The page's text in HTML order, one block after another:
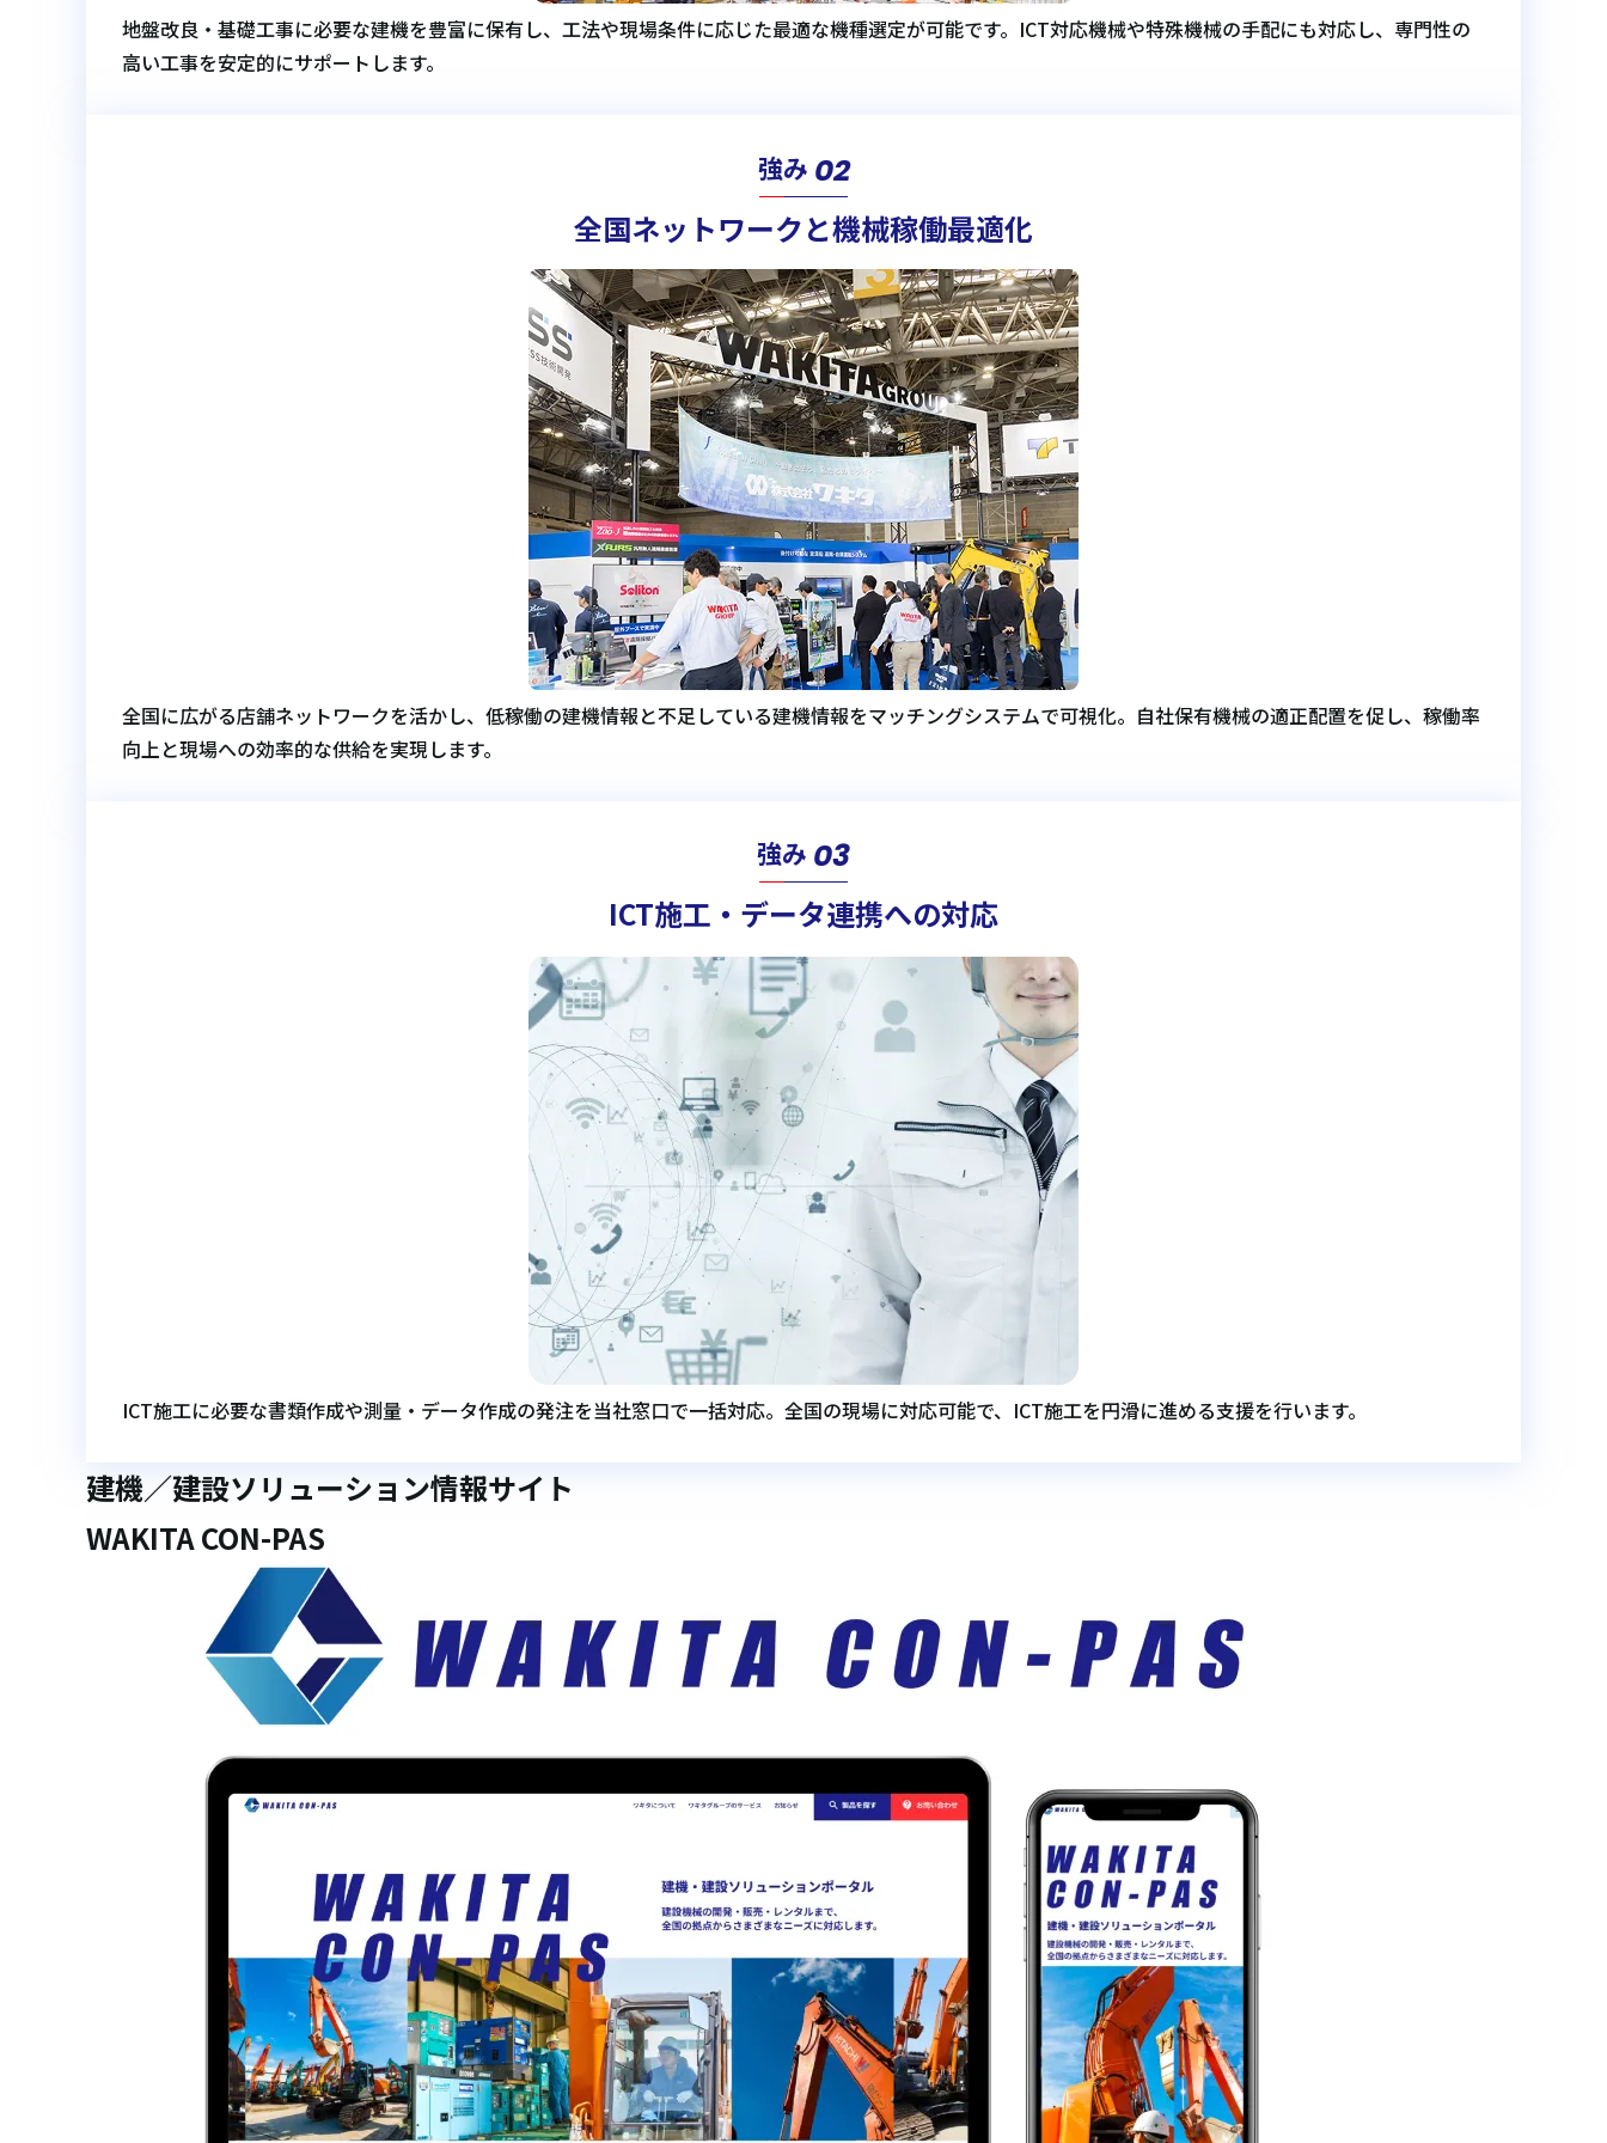
地盤改良・基礎工事に必要な建機を豊富に保有し、工法や現場条件に応じた最適な機種選定が可能です。ICT対応機械や特殊機械の手配にも対応し、専門性の
高い工事を安定的にサポートします。
強み 02
全国ネットワークと機械稼働最適化
全国に広がる店舗ネットワークを活かし、低稼働の建機情報と不足している建機情報をマッチングシステムで可視化。自社保有機械の適正配置を促し、稼働率
向上と現場への効率的な供給を実現します。
強み 03
ICT施工・データ連携への対応
ICT施工に必要な書類作成や測量・データ作成の発注を当社窓口で一括対応。全国の現場に対応可能で、ICT施工を円滑に進める支援を行います。
建機／建設ソリューション情報サイト
WAKITA CON-PAS